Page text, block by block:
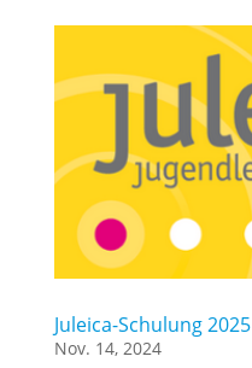
Juleica-Schulung 2025
Nov. 14, 2024